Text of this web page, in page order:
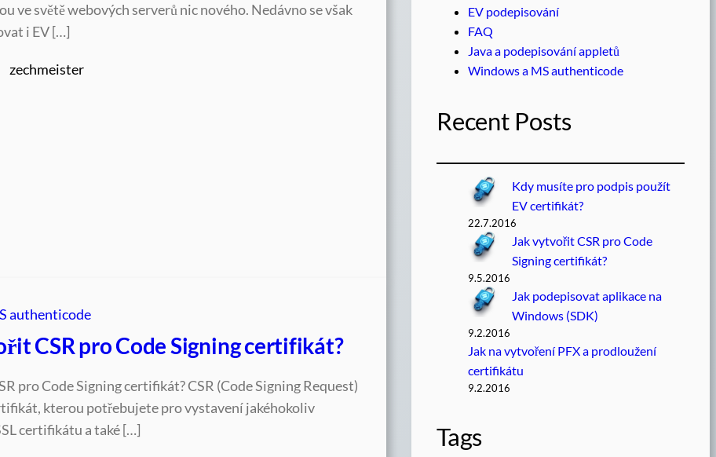
ve světě webových serverů nic nového. Nedávno se však
i EV […]
zechmeister
authenticode
CSR pro Code Signing certifikát?
pro Code Signing certifikát? CSR (Code Signing Request)
kterou potřebujete pro vystavení jakéhokoliv
certifikátu a také […]
EV podepisování
FAQ
Java a podepisování appletů
Windows a MS authenticode
Recent Posts
Kdy musíte pro podpis použít
EV certifikát?
22.7.2016
Jak vytvořit CSR pro Code
Signing certifikát?
9.5.2016
Jak podepisovat aplikace na
Windows (SDK)
9.2.2016
Jak na vytvoření PFX a prodloužení
certifikátu
9.2.2016
Tags